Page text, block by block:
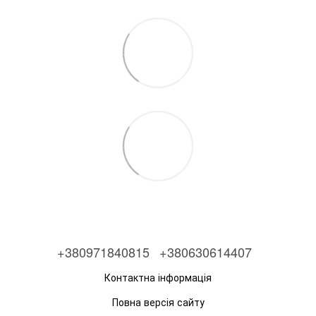
+380971840815 +380630614407
Контактна інформація
Повна версія сайту